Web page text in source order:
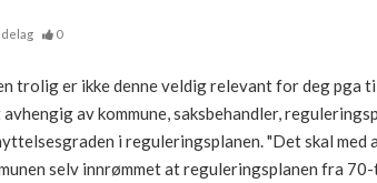
0
trolig er ikke denne veldig relevant for deg pga
av kommune, saksbehandler,
i reguleringsplanen. "Det skal med
selv innrømmet at reguleringsplanen fra